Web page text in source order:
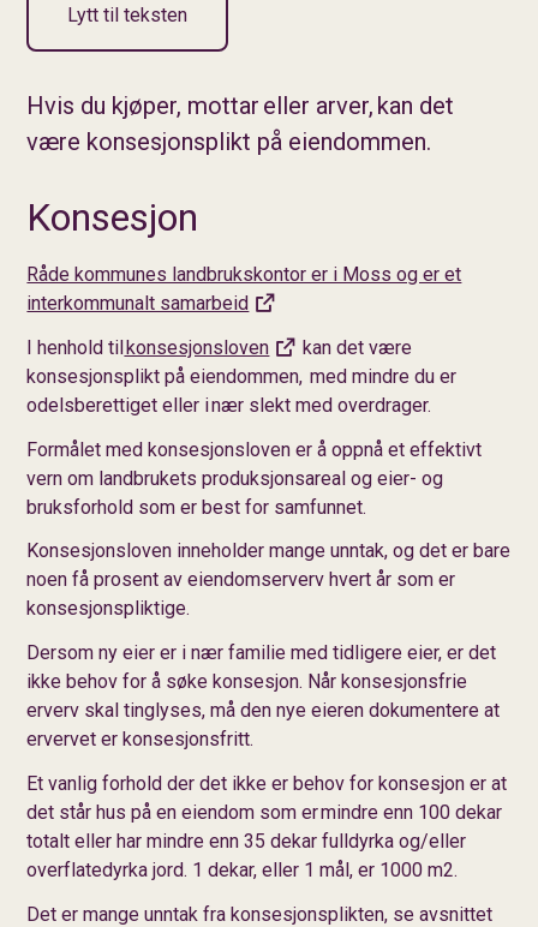
Lytt til teksten
Hvis du kjøper, mottar eller arver, kan det
være konsesjonsplikt på eiendommen.
Konsesjon
Råde kommunes landbrukskontor er i Moss og er et
interkommunalt samarbeid
I henhold tilkonsesjonsloven
kan det være
konsesjonsplikt på eiendommen, med mindre du er
odelsberettiget eller i nær slekt med overdrager.
Formålet med konsesjonsloven er å oppnå et effektivt
vern om landbrukets produksjonsareal og eier- og
bruksforhold som er best for samfunnet.
Konsesjonsloven inneholder mange unntak, og det er bare
noen få prosent av eiendomserverv hvert år som er
konsesjonspliktige.
Dersom ny eier er i nær familie med tidligere eier, er det
ikke behov for å søke konsesjon. Når konsesjonsfrie
erverv skal tinglyses, må den nye eieren dokumentere at
ervervet er konsesjonsfritt.
Et vanlig forhold der det ikke er behov for konsesjon er at
det står hus på en eiendom som er mindre enn 100 dekar
totalt eller har mindre enn 35 dekar fulldyrka og/eller
overflatedyrka jord. 1 dekar, eller 1 mål, er 1000 m2.
Det er mange unntak fra konsesjonsplikten, se avsnittet